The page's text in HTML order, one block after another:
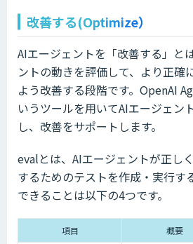
改善する(Optimize）
AIエージェントを「改善する」と
ントの動きを評価して、より正確
よう改善する段階です。OpenAI
いうツールを用いてAIエージェン
し、改善をサポートします。
evalとは、AIエージェントが正し
するためのテストを作成・実行す
できることは以下の4つです。
項目
概要